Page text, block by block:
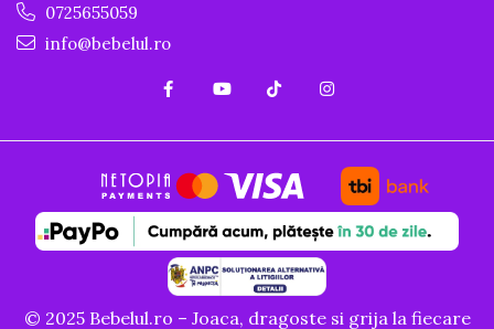
0725655059
info@bebelul.ro
© 2025 Bebelul.ro – Joaca, dragoste si grija la fiecare